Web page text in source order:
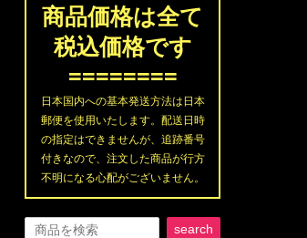
商品価格は全て
税込価格です
========
日本国内への基本発送方法は日本
郵便を使用いたします。配送日時
の指定はできませんが、追跡番号
付きなので、注文した商品が行方
不明になる心配がございません。
search